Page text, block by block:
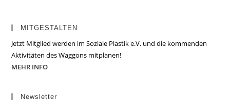
MITGESTALTEN
Jetzt Mitglied werden im Soziale Plastik e.V. und die kommenden
Aktivitäten des Waggons mitplanen!
MEHR INFO
Newsletter